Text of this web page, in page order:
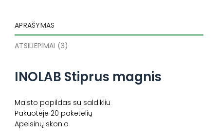
APRAŠYMAS
ATSILIEPIMAI (3)
INOLAB Stiprus magnis
Maisto papildas su saldikliu
Pakuotėje 20 paketėlių
Apelsinų skonio